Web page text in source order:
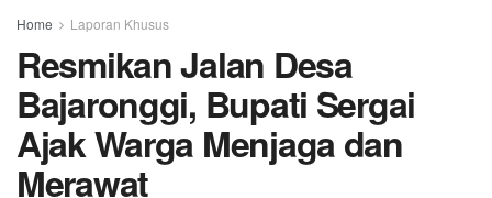
Home Laporan Khusus
Resmikan Jalan Desa
Bajaronggi, Bupati Sergai
Ajak Warga Menjaga dan
Merawat